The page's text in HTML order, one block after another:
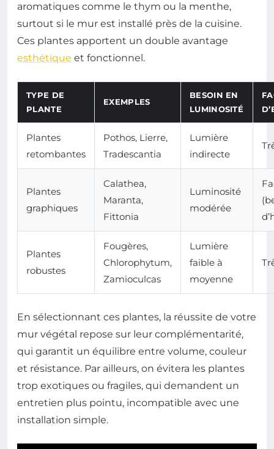
aromatiques comme le thym ou la menthe,
surtout si le mur est installé près de la cuisine.
Ces plantes apportent un double avantage
esthétique et fonctionnel.
TYPE DE
PLANTE
EXEMPLES
BESOIN EN
LUMINOSITÉ
Plantes
retombantes
Pothos, Lierre,
Tradescantia
Lumière
indirecte
Plantes
graphiques
Calathea,
Maranta,
Fittonia
Luminosité
modérée
Plantes
robustes
Fougères,
Chlorophytum,
Zamioculcas
Lumière
faible à
moyenne
En sélectionnant ces plantes, la réussite de votre
mur végétal repose sur leur complémentarité,
qui garantit un équilibre entre volume, couleur
et résistance. Par ailleurs, on évitera les plantes
trop exotiques ou fragiles, qui demandent un
entretien plus pointu, incompatible avec une
installation simple.